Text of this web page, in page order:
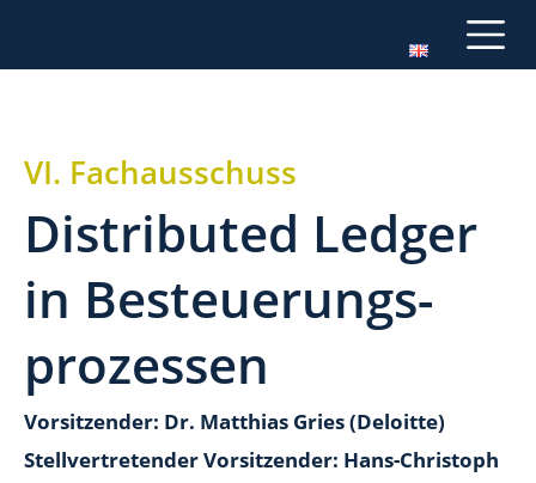
VI. Fachausschuss
Distributed Ledger
in Besteuerungs­
prozessen
Vorsitzender: Dr. Matthias Gries (Deloitte)
Stellvertretender Vorsitzender: Hans-Christoph